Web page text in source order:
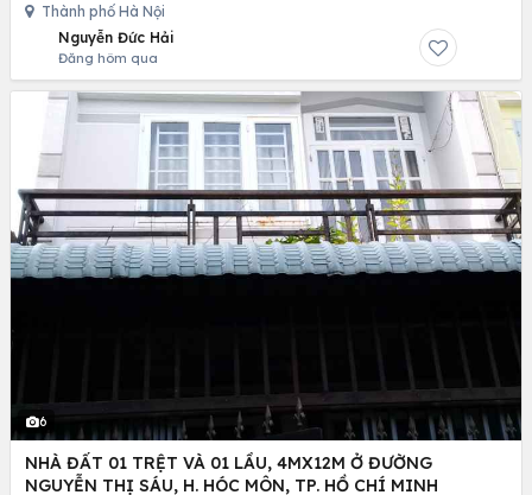
Thành phố Hà Nội
Nguyễn Đức Hải
Đăng hôm qua
6
NHÀ ĐẤT 01 TRỆT VÀ 01 LẦU, 4MX12M Ở ĐƯỜNG
NGUYỄN THỊ SÁU, H. HÓC MÔN, TP. HỒ CHÍ MINH